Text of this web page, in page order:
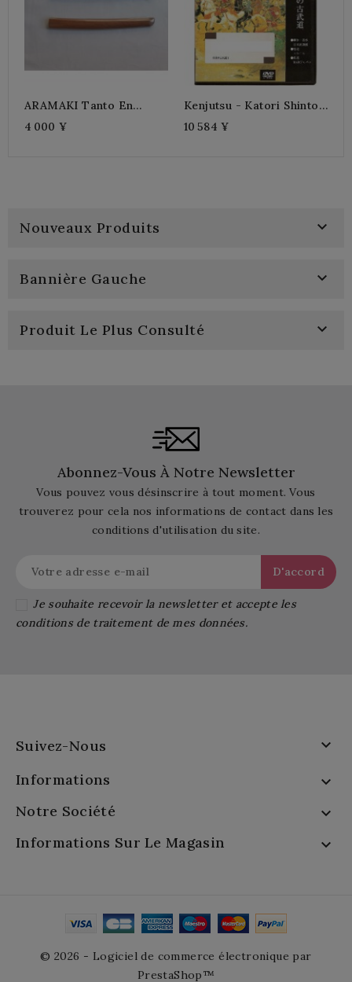
ARAMAKI Tanto En
4 000 ¥
Kenjutsu - Katori Shinto
10 584 ¥
Nouveaux Produits 
Bannière Gauche 
Produit Le Plus Consulté 
Abonnez-Vous À Notre Newsletter
Vous pouvez vous désinscrire à tout moment. Vous
trouverez pour cela nos informations de contact dans les
conditions d'utilisation du site.
Je souhaite recevoir la newsletter et accepte les
conditions de traitement de mes données.
Suivez-Nous 
Informations 
Notre Société 
Informations Sur Le Magasin 
© 2026 - Logiciel de commerce électronique par
PrestaShop™